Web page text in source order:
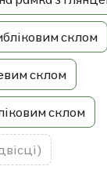
склом
склом
склом